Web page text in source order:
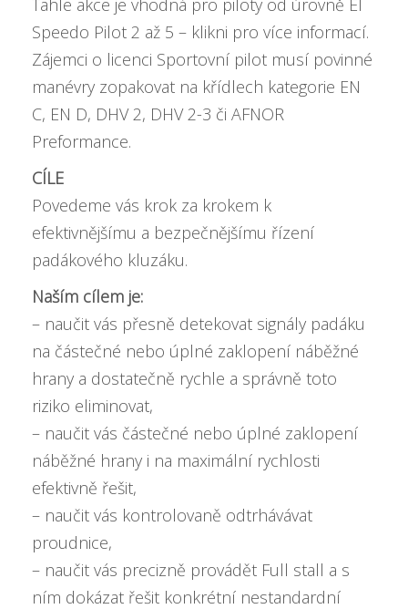
Tahle akce je vhodná pro piloty od úrovně El
Speedo Pilot 2 až 5 – klikni pro více informací.
Zájemci o licenci Sportovní pilot musí povinné
manévry zopakovat na křídlech kategorie EN
C, EN D, DHV 2, DHV 2-3 či AFNOR
Preformance.
CÍLE
Povedeme vás krok za krokem k
efektivnějšímu a bezpečnějšímu řízení
padákového kluzáku.
Naším cílem je:
– naučit vás přesně detekovat signály padáku
na částečné nebo úplné zaklopení náběžné
hrany a dostatečně rychle a správně toto
riziko eliminovat,
– naučit vás částečné nebo úplné zaklopení
náběžné hrany i na maximální rychlosti
efektivně řešit,
– naučit vás kontrolovaně odtrhávávat
proudnice,
– naučit vás precizně provádět Full stall a s
ním dokázat řešit konkrétní nestandardní